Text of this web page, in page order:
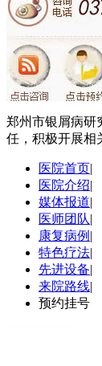
郑州市银屑病研
任，积极开展相
医院首页|
医院介绍|
媒体报道|
医师团队|
康复病例 |
特色疗法|
先进设备|
来院路线|
预约挂号